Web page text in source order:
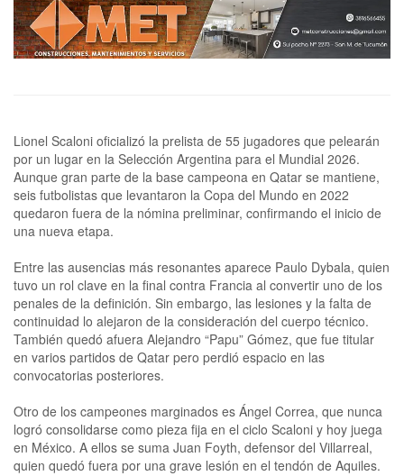
Lionel Scaloni oficializó la prelista de 55 jugadores que pelearán
por un lugar en la Selección Argentina para el Mundial 2026.
Aunque gran parte de la base campeona en Qatar se mantiene,
seis futbolistas que levantaron la Copa del Mundo en 2022
quedaron fuera de la nómina preliminar, confirmando el inicio de
una nueva etapa.
Entre las ausencias más resonantes aparece Paulo Dybala, quien
tuvo un rol clave en la final contra Francia al convertir uno de los
penales de la definición. Sin embargo, las lesiones y la falta de
continuidad lo alejaron de la consideración del cuerpo técnico.
También quedó afuera Alejandro “Papu” Gómez, que fue titular
en varios partidos de Qatar pero perdió espacio en las
convocatorias posteriores.
Otro de los campeones marginados es Ángel Correa, que nunca
logró consolidarse como pieza fija en el ciclo Scaloni y hoy juega
en México. A ellos se suma Juan Foyth, defensor del Villarreal,
quien quedó fuera por una grave lesión en el tendón de Aquiles.